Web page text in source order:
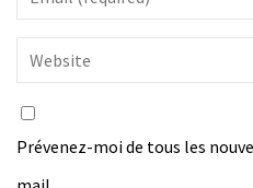
Prévenez-moi de tous les